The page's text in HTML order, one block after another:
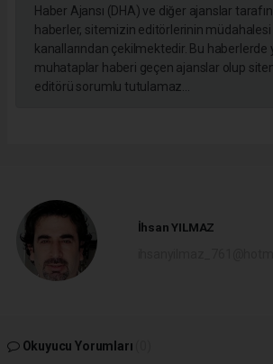
Haber Ajansı (DHA) ve diğer ajanslar
haberler, sitemizin editörlerinin
kanallarından çekilmektedir. Bu haberlerde
muhataplar haberi geçen ajanslar olup
editörü sorumlu tutulamaz...
İhsan YILMAZ
Okuyucu Yorumları